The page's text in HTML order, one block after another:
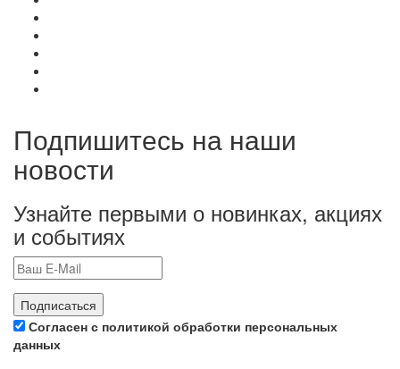
Подпишитесь на наши
новости
Узнайте первыми о новинках, акциях
и событиях
Подписаться
Согласен с политикой обработки персональных
данных